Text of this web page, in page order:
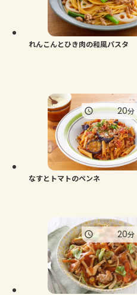
れんこんとひき肉の和風パスタ
なすとトマトのペンネ
20分
20分